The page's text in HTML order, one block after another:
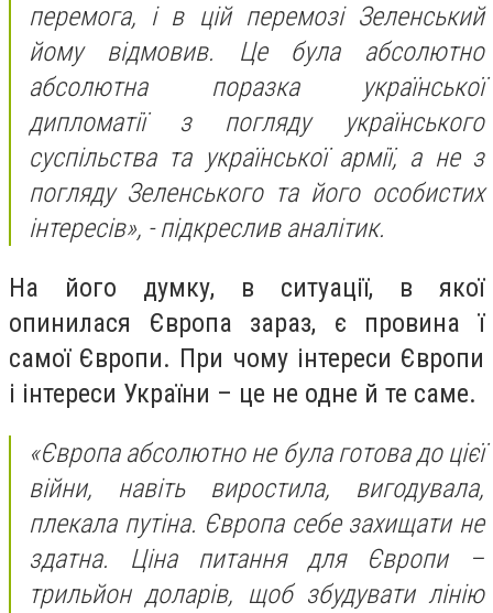
перемога, і в цій перемозі Зеленський
йому відмовив. Це була абсолютно
абсолютна поразка української
дипломатії з погляду українського
суспільства та української армії, а не з
погляду Зеленського та його особистих
інтересів», - підкреслив аналітик.
На його думку, в ситуації, в якої
опинилася Європа зараз, є провина ї
самої Європи. При чому інтереси Європи
і інтереси України – це не одне й те саме.
«Європа абсолютно не була готова до цієї
війни, навіть виростила, вигодувала,
плекала путіна. Європа себе захищати не
здатна. Ціна питання для Європи –
трильйон доларів, щоб збудувати лінію